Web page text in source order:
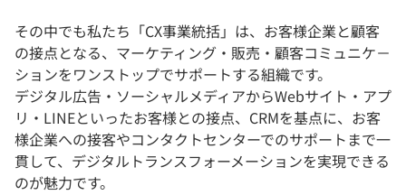
その中でも私たち「CX事業統括」は、お客様企業と顧客
の接点となる、マーケティング・販売・顧客コミュニケ－
ションをワンストップでサポートする組織です。
デジタル広告・ソーシャルメディアからWebサイト・アプ
リ・LINEといったお客様との接点、CRMを基点に、お客
様企業への接客やコンタクトセンターでのサポートまで⼀
貫して、デジタルトランスフォーメーションを実現できる
のが魅力です。